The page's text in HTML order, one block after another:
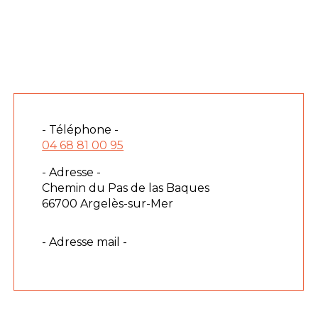
- Téléphone -
04 68 81 00 95
- Adresse -
Chemin du Pas de las Baques
66700 Argelès-sur-Mer
- Adresse mail -